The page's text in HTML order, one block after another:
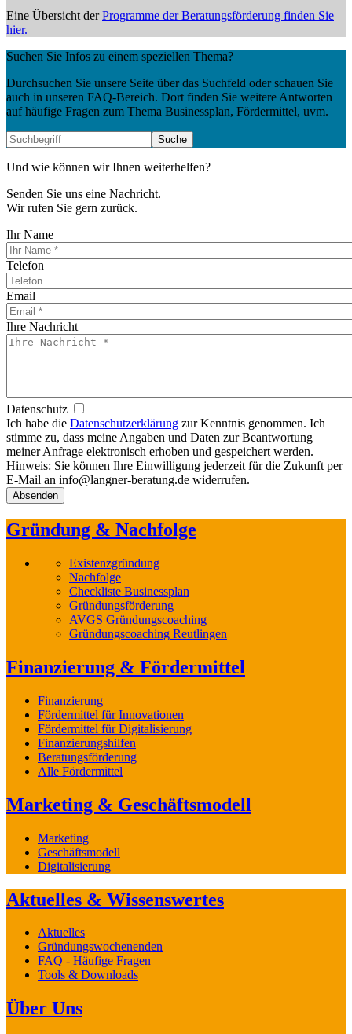
Eine Übersicht derProgramme der Beratungsförderung finden Sie
hier.
Suchen Sie Infos zu einem speziellen Thema?
Durchsuchen Sie unsere Seite über das Suchfeld oder schauen Sie
auch in unseren FAQ-Bereich. Dort finden Sie weitere Antworten
auf häufige Fragen zum Thema Businessplan, Fördermittel, uvm.
Und wie können wir Ihnen weiterhelfen?
Senden Sie uns eine Nachricht.
Wir rufen Sie gern zurück.
Ihr Name
Telefon
Email
Ihre Nachricht
Datenschutz
Ich habe die Datenschutzerklärung zur Kenntnis genommen. Ich
stimme zu, dass meine Angaben und Daten zur Beantwortung
meiner Anfrage elektronisch erhoben und gespeichert werden.
Hinweis: Sie können Ihre Einwilligung jederzeit für die Zukunft per
E-Mail an info@langner-beratung.de widerrufen.
Gründung & Nachfolge
Existenzgründung
Nachfolge
Checkliste Businessplan
Gründungsförderung
AVGS Gründungscoaching
Gründungscoaching Reutlingen
Finanzierung & Fördermittel
Finanzierung
Fördermittel für Innovationen
Fördermittel für Digitalisierung
Finanzierungshilfen
Beratungsförderung
Alle Fördermittel
Marketing & Geschäftsmodell
Marketing
Geschäftsmodell
Digitalisierung
Aktuelles & Wissenswertes
Aktuelles
Gründungswochenenden
FAQ - Häufige Fragen
Tools & Downloads
Über Uns